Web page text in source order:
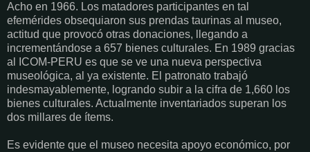
Acho en 1966. Los matadores participantes en tal
efemérides obsequiaron sus prendas taurinas al museo,
actitud que provocó otras donaciones, llegando a
incrementándose a 657 bienes culturales. En 1989 gracias
al ICOM-PERU es que se ve una nueva perspectiva
museológica, al ya existente. El patronato trabajó
indesmayablemente, logrando subir a la cifra de 1,660 los
bienes culturales. Actualmente inventariados superan los
dos millares de ítems.
Es evidente que el museo necesita apoyo económico, por